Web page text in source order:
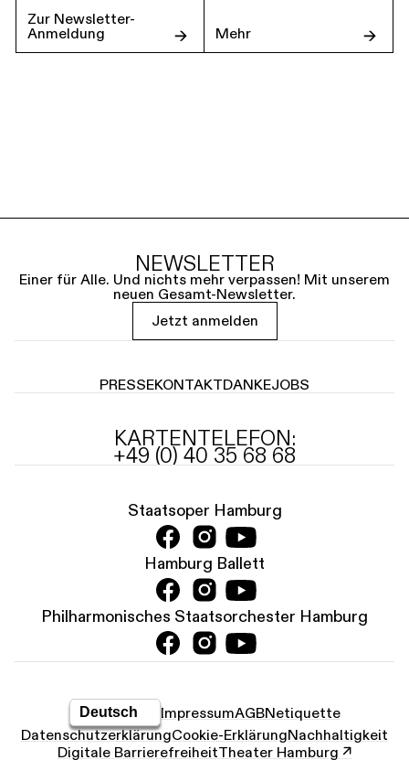
Zur Newsletter-
Anmeldung
Mehr
NEWSLETTER
Einer für Alle. Und nichts mehr verpassen! Mit unserem
neuen Gesamt-Newsletter.
Jetzt anmelden
PRESSEKONTAKTDANKEJOBS
KARTENTELEFON:
+49 (0) 40 35 68 68
Staatsoper Hamburg
Hamburg Ballett
Philharmonisches Staatsorchester Hamburg
ImpressumAGBNetiquette
Datenschutz­erklärungCookie-ErklärungNachhaltigkeit
Digitale BarrierefreiheitTheater Hamburg ↗